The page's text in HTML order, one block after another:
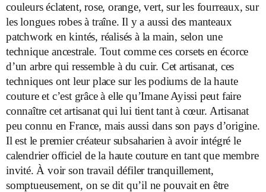
couleurs éclatent, rose, orange, vert, sur les fourreaux, sur
les longues robes à traîne. Il y a aussi des manteaux
patchwork en kintés, réalisés à la main, selon une
technique ancestrale. Tout comme ces corsets en écorce
d’un arbre qui ressemble à du cuir. Cet artisanat, ces
techniques ont leur place sur les podiums de la haute
couture et c’est grâce à elle qu’Imane Ayissi peut faire
connaître cet artisanat qui lui tient tant à cœur. Artisanat
peu connu en France, mais aussi dans son pays d’origine.
Il est le premier créateur subsaharien à avoir intégré le
calendrier officiel de la haute couture en tant que membre
invité. À voir son travail défiler tranquillement,
somptueusement, on se dit qu’il ne pouvait en être